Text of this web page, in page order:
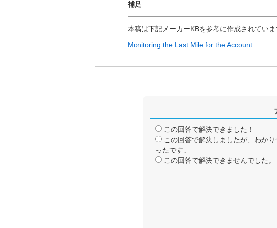
補足
本稿は下記メーカーKBを参考に作成されていま
Monitoring the Last Mile for the Account
この回答で解決できました！
この回答で解決しましたが、わかり
ったです。
この回答で解決できませんでした。